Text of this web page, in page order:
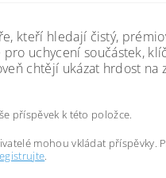
kteří hledají čistý,
uchycení součástek,
chtějí ukázat hrdost na
příspěvek k této položce.
mohou vkládat příspěvky.
.